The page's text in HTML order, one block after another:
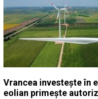
Vrancea investește în
eolian primește